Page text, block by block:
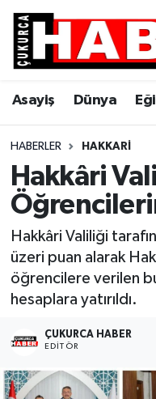
Asayiş Dünya
HABERLER HAKKARI
Hakkâri
Hakkâri Valiliği
üzeri puan alarak
öğrencilere verilen
hesaplara yatırıldı.
ÇUKURCA HABER
EDITÖR
Asayiş
Dünya
Eğitim
Ekonomi
Gündem
Hakkari
Siyaset
Son Dakika
Hava Durumu
Trafik Durumu
Süper Lig Puan
Tüm Manşetler
Haber Arşivi